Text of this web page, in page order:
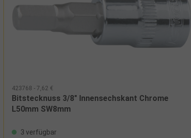
423768 - 7,62 €
Bitstecknuss 3/8" Innensechskant Chrome
L50mm SW8mm
3 verfügbar